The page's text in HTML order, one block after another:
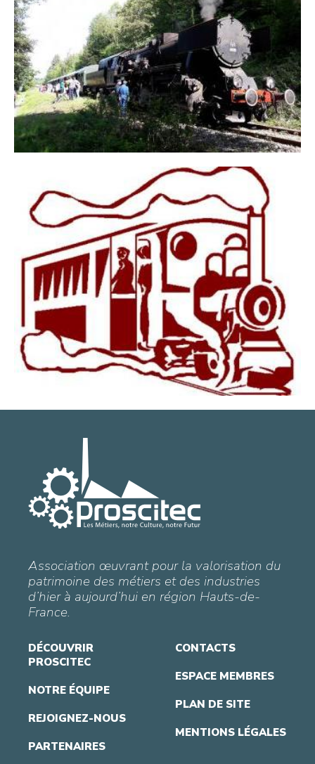
Association œuvrant pour la valorisation du
patrimoine des métiers et des industries
d’hier à aujourd’hui en région Hauts-de-
France.
DÉCOUVRIR
PROSCITEC
NOTRE ÉQUIPE
REJOIGNEZ-NOUS
PARTENAIRES
CONTACTS
ESPACE MEMBRES
PLAN DE SITE
MENTIONS LÉGALES